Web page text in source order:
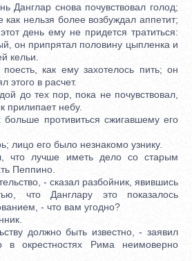
снова почувствовал голод;
как нельзя более возбуждал аппетит;
день ему не придется тратиться:
он припрятал половину цыпленка и
кельи.
как ему захотелось пить; он
этого в расчет.
до тех пор, пока не почувствовал,
прилипает небу.
противиться сжигавшему его
лицо его было незнакомо узнику.
лучше иметь дело со старым
Пеппино.
- сказал разбойник, явившись
что Данглару это показалось
- что вам угодно?
должно быть известно, - заявил
окрестностях Рима неимоверно